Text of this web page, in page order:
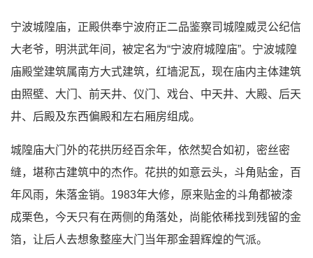
宁波城隍庙，正殿供奉宁波府正二品鉴察司城隍威灵公纪信
大老爷，明洪武年间，被定名为“宁波府城隍庙”。宁波城隍
庙殿堂建筑属南方大式建筑，红墙泥瓦，现在庙内主体建筑
由照壁、大门、前天井、仪门、戏台、中天井、大殿、后天
井、后殿及东西偏殿和左右厢房组成。
城隍庙大门外的花拱历经百余年，依然契合如初，密丝密
缝，堪称古建筑中的杰作。花拱的如意云头，斗角贴金，百
年风雨，朱落金销。1983年大修，原来贴金的斗角都被漆
成栗色，今天只有在两侧的角落处，尚能依稀找到残留的金
箔，让后人去想象整座大门当年那金碧辉煌的气派。